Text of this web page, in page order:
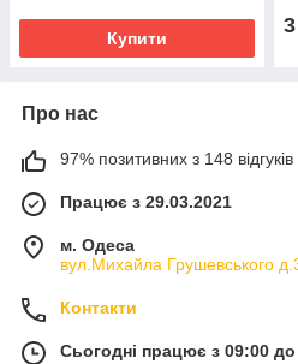
Купити
Про нас
97% позитивних з 148 відгуків
Працює з 29.03.2021
м. Одеса
вул.Михайла Грушевського
Контакти
Сьогодні працює з 09:00